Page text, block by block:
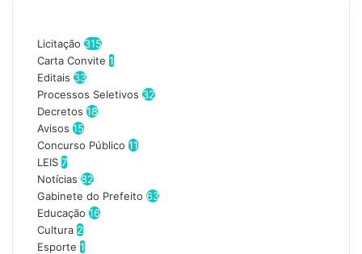
o
s
e
u
e
n
d
e
r
e
ç
o
d
Licitação 315
Carta Convite 1
Editais 33
Processos Seletivos 32
Decretos 18
Avisos 15
Concurso Público 11
LEIS 7
Notícias 82
Gabinete do Prefeito 63
Educação 16
Cultura 2
Esporte 1